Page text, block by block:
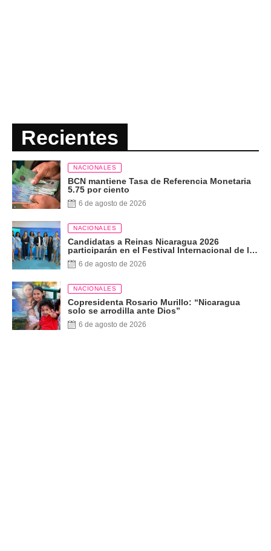
Recientes
NACIONALES
BCN mantiene Tasa de Referencia Monetaria
5.75 por ciento
6 de agosto de 2026
NACIONALES
Candidatas a Reinas Nicaragua 2026
participarán en el Festival Internacional de las
Artes, Cultura y Gastronomía
6 de agosto de 2026
NACIONALES
Copresidenta Rosario Murillo: “Nicaragua
solo se arrodilla ante Dios”
6 de agosto de 2026